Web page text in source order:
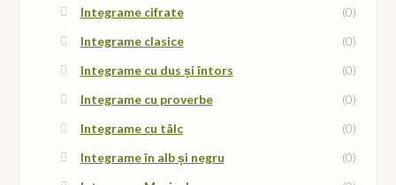
Integrame cifrate
(0)
Integrame clasice
(0)
Integrame cu dus și întors
(0)
Integrame cu proverbe
(0)
Integrame cu tâlc
(0)
Integrame în alb și negru
(0)